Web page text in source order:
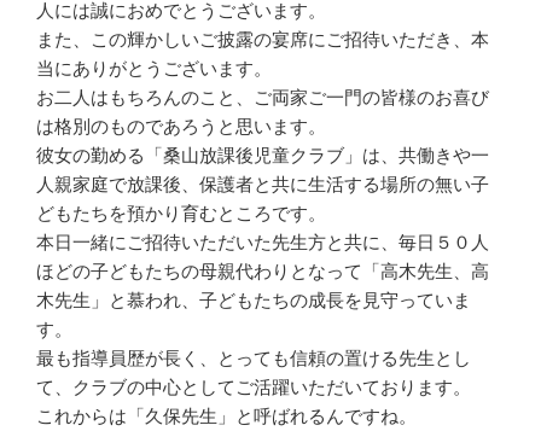
人には誠におめでとうございます。
また、この輝かしいご披露の宴席にご招待いただき、本
当にありがとうございます。
お二人はもちろんのこと、ご両家ご一門の皆様のお喜び
は格別のものであろうと思います。
彼女の勤める「桑山放課後児童クラブ」は、共働きや一
人親家庭で放課後、保護者と共に生活する場所の無い子
どもたちを預かり育むところです。
本日一緒にご招待いただいた先生方と共に、毎日５０人
ほどの子どもたちの母親代わりとなって「高木先生、高
木先生」と慕われ、子どもたちの成長を見守っていま
す。
最も指導員歴が長く、とっても信頼の置ける先生とし
て、クラブの中心としてご活躍いただいております。
これからは「久保先生」と呼ばれるんですね。